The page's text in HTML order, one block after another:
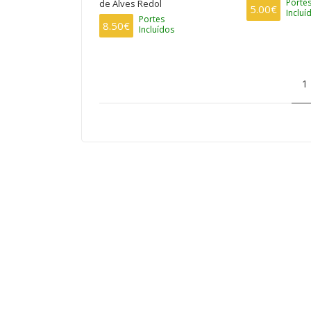
de Alves Redol
8.50€
Portes
Incluídos
5.00€
1